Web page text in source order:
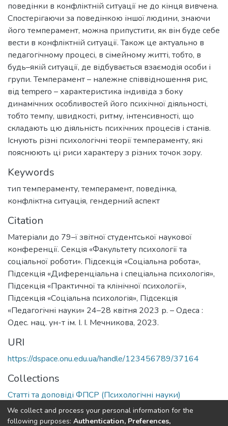
поведінки в конфліктній ситуації не до кінця вивчена.
Спостерігаючи за поведінкою іншої людини, знаючи
його темперамент, можна припустити, як він буде себе
вести в конфліктній ситуації. Також це актуально в
педагогічному процесі, в сімейному житті, тобто, в
будь–якій ситуації, де відбувається взаємодія особи і
групи. Темперамент – належне співвідношення рис,
від tempero – характеристика індивіда з боку
динамічних особливостей його психічної діяльності,
тобто темпу, швидкості, ритму, інтенсивності, що
складають цю діяльність психічних процесів і станів.
Існують різні психологічні теорії темпераменту, які
пояснюють ці риси характеру з різних точок зору.
Keywords
тип темпераменту, темперамент, поведінка,
конфліктна ситуація, гендерний аспект
Citation
Матеріали до 79–ї звітної студентської наукової
конференції. Секція «Факультету психології та
соціальної роботи». Підсекція «Соціальна робота»,
Підсекція «Диференціальна і спеціальна психологія»,
Підсекція «Практичної та клінічної психології»,
Підсекція «Соціальна психологія», Підсекція
«Педагогічні науки» 24–28 квітня 2023 р. – Одеса :
Одес. нац. ун-т ім. І. І. Мечникова, 2023.
URI
https://dspace.onu.edu.ua/handle/123456789/37164
Collections
Статті та доповіді ФПСР (Психологічні науки)
Full item page
We collect and process your personal information for the
following purposes: Authentication, Preferences,